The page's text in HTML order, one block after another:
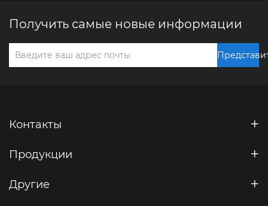
Получить самые новые информации
Контакты
Продукции
Другие